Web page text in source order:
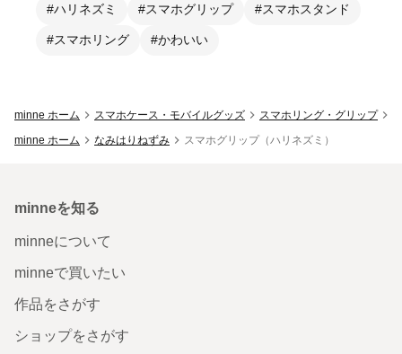
#ハリネズミ #スマホグリップ #スマホスタンド
#スマホリング #かわいい
minne ホーム スマホケース・モバイルグッズ スマホリング・グリップ
minne ホーム
なみはりねずみ スマホグリップ（ハリネズミ）
minneを知る
minneについて
minneで買いたい
作品をさがす
ショップをさがす